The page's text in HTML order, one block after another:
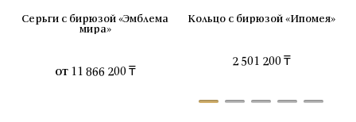
Серьги с бирюзой «Эмблема
мира»
от 11 866 200 ₸
Кольцо с бирюзой «Ипомея»
2 501 200 ₸